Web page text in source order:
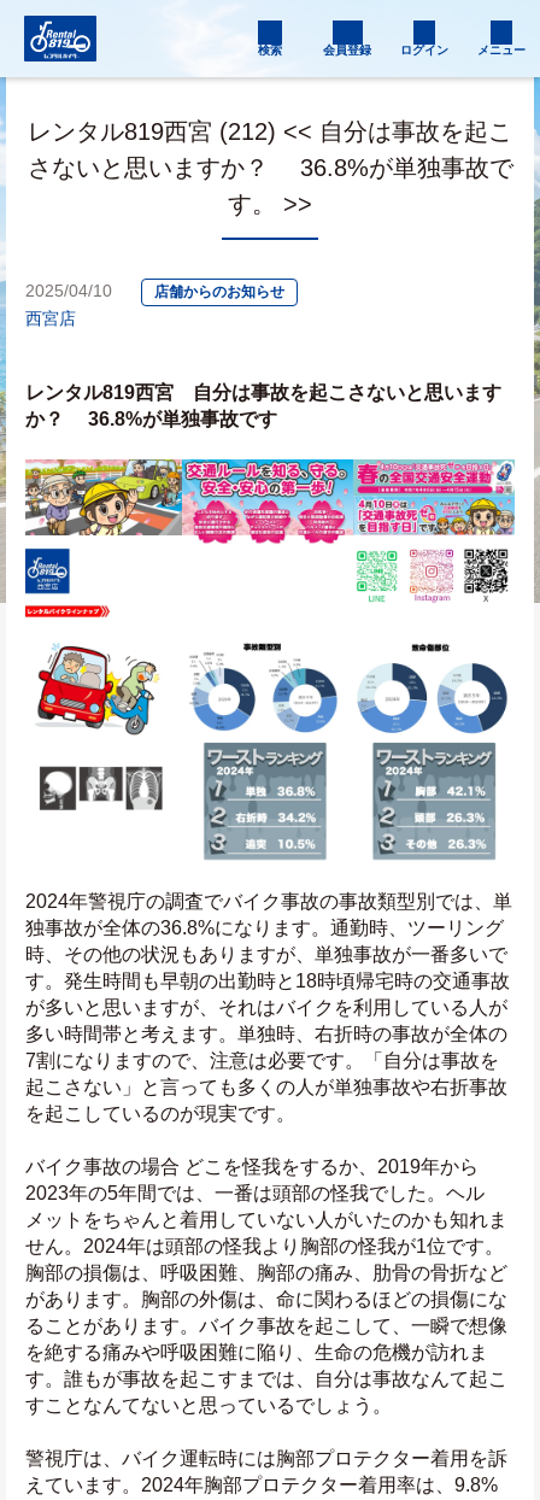
検索 会員登録 ログイン メニュー
レンタル819西宮 (212) << 自分は事故を起こ
さないと思いますか？ 36.8%が単独事故で
す。 >>
2025/04/10 店舗からのお知らせ
西宮店
レンタル819西宮　自分は事故を起こさないと思います
か？　 36.8%が単独事故です
2024年警視庁の調査でバイク事故の事故類型別では、単
独事故が全体の36.8%になります。通勤時、ツーリング
時、その他の状況もありますが、単独事故が一番多いで
す。発生時間も早朝の出勤時と18時頃帰宅時の交通事故
が多いと思いますが、それはバイクを利用している人が
多い時間帯と考えます。単独時、右折時の事故が全体の
7割になりますので、注意は必要です。「自分は事故を
起こさない」と言っても多くの人が単独事故や右折事故
を起こしているのが現実です。
バイク事故の場合 どこを怪我をするか、2019年から
2023年の5年間では、一番は頭部の怪我でした。ヘル
メットをちゃんと着用していない人がいたのかも知れま
せん。2024年は頭部の怪我より胸部の怪我が1位です。
胸部の損傷は、呼吸困難、胸部の痛み、肋骨の骨折など
があります。胸部の外傷は、命に関わるほどの損傷にな
ることがあります。バイク事故を起こして、一瞬で想像
を絶する痛みや呼吸困難に陥り、生命の危機が訪れま
す。誰もが事故を起こすまでは、自分は事故なんて起こ
すことなんてないと思っているでしょう。
警視庁は、バイク運転時には胸部プロテクター着用を訴
えています。2024年胸部プロテクター着用率は、9.8%